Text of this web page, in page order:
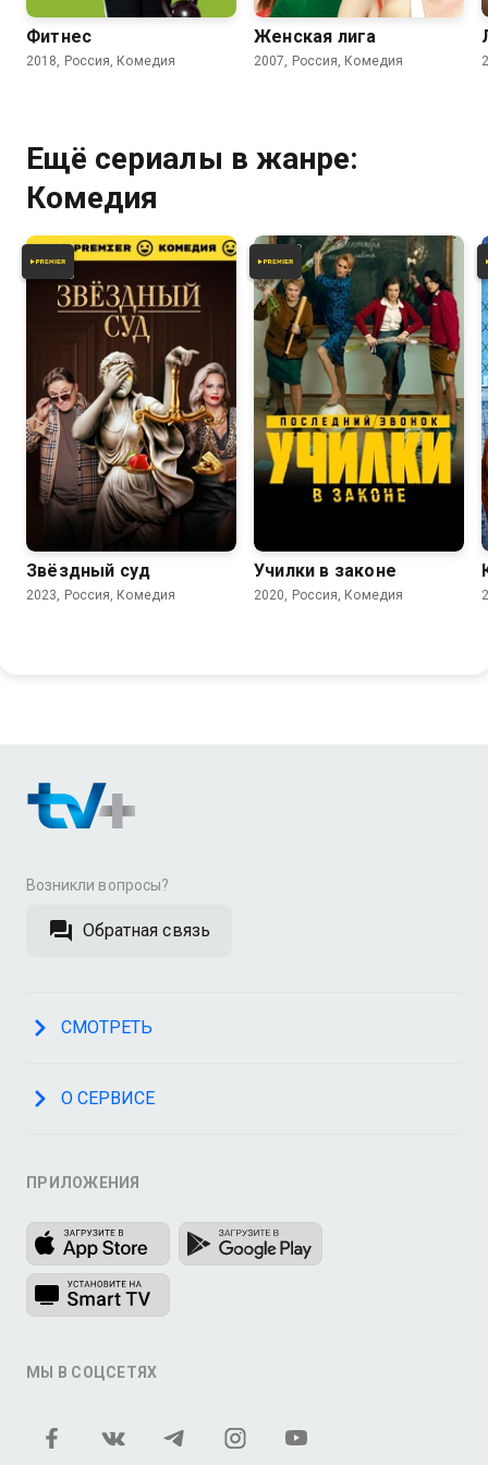
Фитнес
2018, Россия, Комедия
Женская лига
2007, Россия, Комедия
Ещё сериалы в жанре:
Комедия
5.4
Звёздный суд
2023, Россия, Комедия
Училки в законе
2020, Россия, Комедия
Возникли вопросы?
Обратная связь
СМОТРЕТЬ
О СЕРВИСЕ
ПРИЛОЖЕНИЯ
МЫ В СОЦСЕТЯХ